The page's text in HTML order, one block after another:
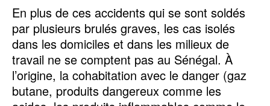
En plus de ces accidents qui se sont soldés
par plusieurs brulés graves, les cas isolés
dans les domiciles et dans les milieux de
travail ne se comptent pas au Sénégal. À
l’origine, la cohabitation avec le danger (gaz
butane, produits dangereux comme les